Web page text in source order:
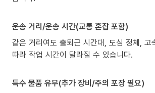
운송 거리/운송 시간(교통 혼잡 포함)
같은 거리여도 출퇴근 시간대, 도심 정체, 고
따라 작업 시간이 달라질 수 있습니다.
특수 물품 유무(추가 장비/주의 포장 필요)